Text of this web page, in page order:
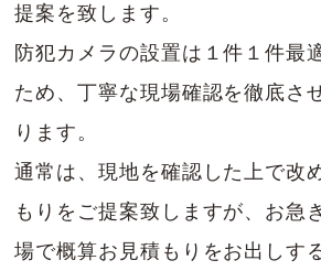
提案を致します。
防犯カメラの設置は１件１件最
ため、丁寧な現場確認を徹底さ
ります。
通常は、現地を確認した上で改
もりをご提案致しますが、お急
場で概算お見積もりをお出しす